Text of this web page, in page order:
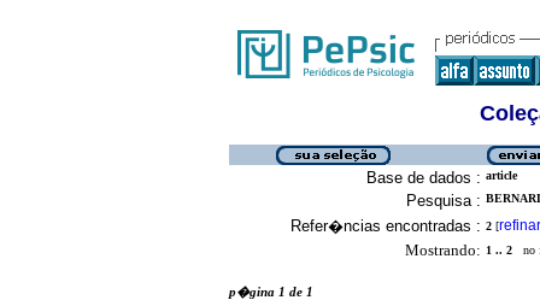
Base de dados : article
Pesquisa :
Refer�ncias encontradas : 2 [refinar
Mostrando: 1 .. 2 no
p�gina 1 de 1